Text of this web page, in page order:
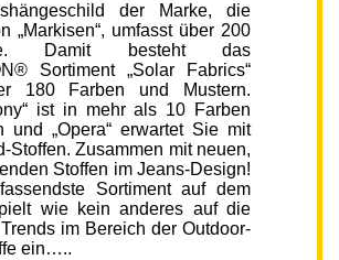
der Marke, die
„Markisen“, umfasst über 200
Damit besteht das
Sortiment „Solar Fabrics“
180 Farben und Mustern.
ist in mehr als 10 Farben
und „Opera“ erwartet Sie mit
Stoffen. Zusammen mit neuen,
Stoffen im Jeans-Design!
Sortiment auf dem
wie kein anderes auf die
im Bereich der Outdoor-
ein…..